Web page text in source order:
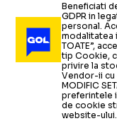
Beneficiati
GDPR in
personal.
modalitatea
TOATE”,
tip Cookie,
privire la
Vendor-ii cu
MODIFIC
preferintele
de cookie
website-ului.